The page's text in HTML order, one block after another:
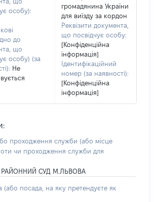
особу):
до
що
особу) (за
Не
громадянина України
для виїзду за кордон
Реквізити документа,
що посвідчує особу:
[Конфіденційна
інформація]
Ідентифікаційний
номер (за наявності):
[Конфіденційна
інформація]
проходження служби (або місце
чи проходження служби для
РАЙОННИЙ СУД М.ЛЬВОВА
(або посада, на яку претендуєте як